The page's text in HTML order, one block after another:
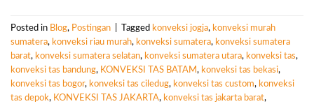
Posted in Blog, Postingan Tagged konveksi jogja, konveksi murah
sumatera, konveksi riau murah, konveksi sumatera, konveksi sumatera
barat, konveksi sumatera selatan, konveksi sumatera utara, konveksi tas,
konveksi tas bandung, KONVEKSI TAS BATAM, konveksi tas bekasi,
konveksi tas bogor, konveksi tas ciledug, konveksi tas custom, konveksi
tas depok, KONVEKSI TAS JAKARTA, konveksi tas jakarta barat,